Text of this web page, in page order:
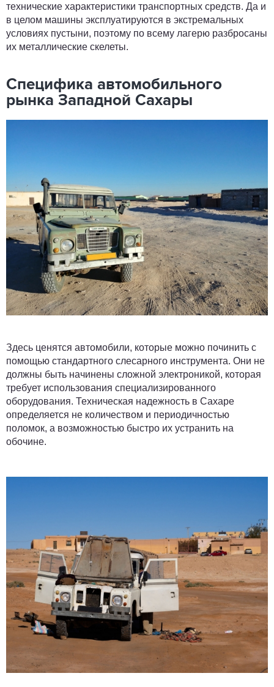
технические характеристики транспортных средств. Да и
в целом машины эксплуатируются в экстремальных
условиях пустыни, поэтому по всему лагерю разбросаны
их металлические скелеты.
Специфика автомобильного
рынка Западной Сахары
Здесь ценятся автомобили, которые можно починить с
помощью стандартного слесарного инструмента. Они не
должны быть начинены сложной электроникой, которая
требует использования специализированного
оборудования. Техническая надежность в Сахаре
определяется не количеством и периодичностью
поломок, а возможностью быстро их устранить на
обочине.